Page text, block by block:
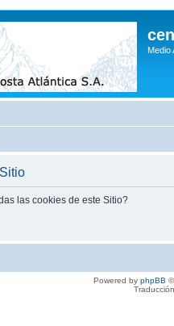
Medio
las cookies de este Sitio?
Powered by phpBB